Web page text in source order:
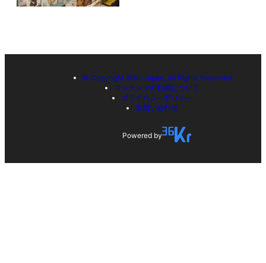
© Copyright 36Kr Japan, All Rights Reserved
コンテンツの利用について
プライバシーポリシー
お問い合わせ
Powered by